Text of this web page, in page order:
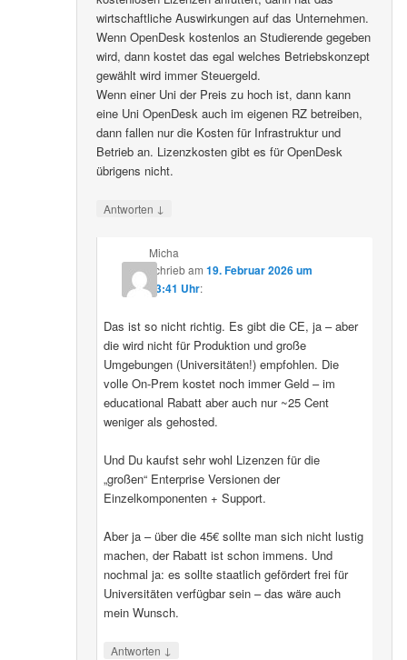
wirtschaftliche Auswirkungen auf das Unternehmen.
Wenn OpenDesk kostenlos an Studierende gegeben
wird, dann kostet das egal welches Betriebskonzept
gewählt wird immer Steuergeld.
Wenn einer Uni der Preis zu hoch ist, dann kann
eine Uni OpenDesk auch im eigenen RZ betreiben,
dann fallen nur die Kosten für Infrastruktur und
Betrieb an. Lizenzkosten gibt es für OpenDesk
übrigens nicht.
Antworten ↓
Micha
schriebam 19. Februar 2026 um
13:41 Uhr:
Das ist so nicht richtig. Es gibt die CE, ja – aber
die wird nicht für Produktion und große
Umgebungen (Universitäten!) empfohlen. Die
volle On-Prem kostet noch immer Geld – im
educational Rabatt aber auch nur ~25 Cent
weniger als gehosted.
Und Du kaufst sehr wohl Lizenzen für die
„großen“ Enterprise Versionen der
Einzelkomponenten + Support.
Aber ja – über die 45€ sollte man sich nicht lustig
machen, der Rabatt ist schon immens. Und
nochmal ja: es sollte staatlich gefördert frei für
Universitäten verfügbar sein – das wäre auch
mein Wunsch.
Antworten ↓